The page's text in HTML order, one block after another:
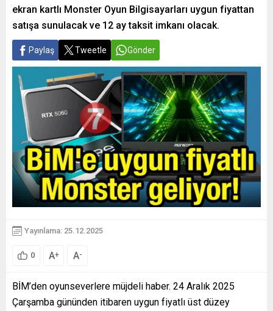
ekran kartlı Monster Oyun Bilgisayarları uygun fiyattan
satışa sunulacak ve 12 ay taksit imkanı olacak.
Paylaş Tweetle Gönder
Yayınlama: 25.12.2025
0 A+ A-
BİM’den oyunseverlere müjdeli haber. 24 Aralık 2025
Çarşamba gününden itibaren uygun fiyatlı üst düzey